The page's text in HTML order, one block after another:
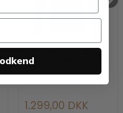
Junior Ridejakke
1.299,00 DKK